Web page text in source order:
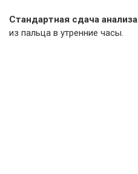
Стандартная сдача
из пальца в утренние часы.